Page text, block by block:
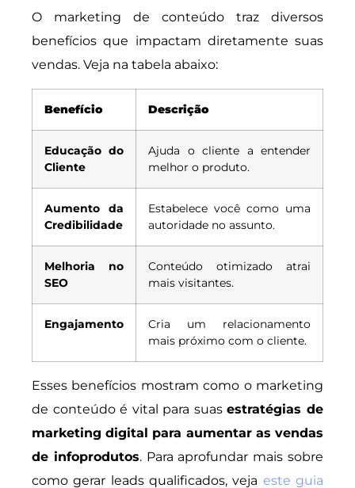
O marketing de conteúdo traz diversos
benefícios que impactam diretamente suas
vendas. Veja na tabela abaixo:
Benefício Descrição
Educação do
Cliente
Ajuda o cliente a entender
melhor o produto.
Aumento da
Credibilidade
Estabelece você como uma
autoridade no assunto.
Melhoria no
SEO
Conteúdo otimizado atrai
mais visitantes.
Engajamento
Cria um relacionamento
mais próximo com o cliente.
Esses benefícios mostram como o marketing
de conteúdo é vital para suasestratégias de
marketing digital para aumentar as vendas
de infoprodutos. Para aprofundar mais sobre
como gerar leads qualificados, veja este guia